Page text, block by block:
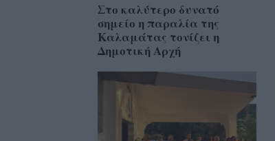
Στο καλύτερο δυνατό
σημείο η παραλία της
Καλαμάτας τονίζει η
Δημοτική Αρχή